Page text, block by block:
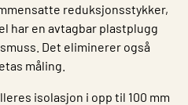
reduksjonsstykker,
har en avtagbar plastplugg
Det eliminerer også
måling.
isolasjon i opp til 100 mm